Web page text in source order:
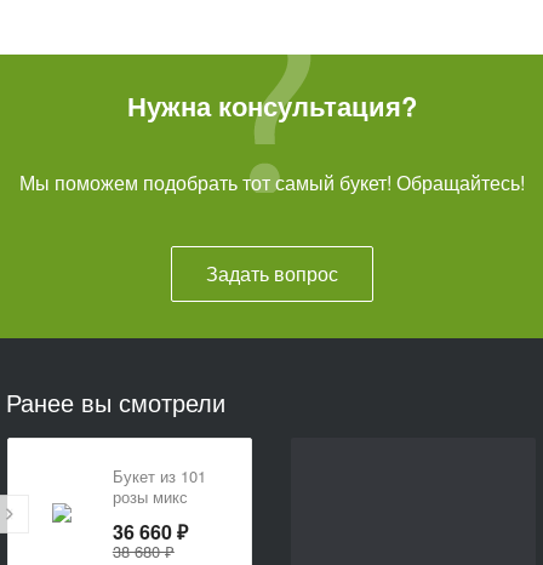
Нужна консультация?
Мы поможем подобрать тот самый букет! Обращайтесь!
Задать вопрос
Ранее вы смотрели
Букет из 101
розы микс
36 660 ₽
38 680 ₽